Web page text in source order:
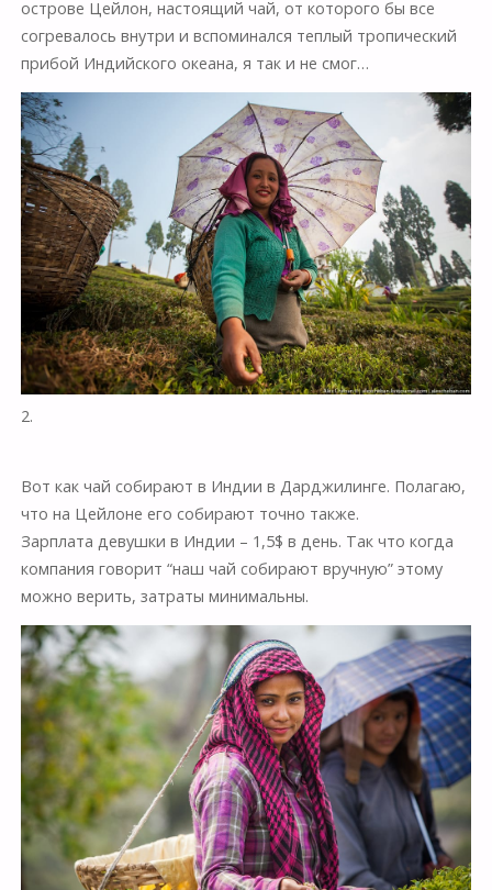
острове Цейлон, настоящий чай, от которого бы все
согревалось внутри и вспоминался теплый тропический
прибой Индийского океана, я так и не смог…
2.
Вот как чай собирают в Индии в Дарджилинге. Полагаю,
что на Цейлоне его собирают точно также.
Зарплата девушки в Индии – 1,5$ в день. Так что когда
компания говорит “наш чай собирают вручную” этому
можно верить, затраты минимальны.